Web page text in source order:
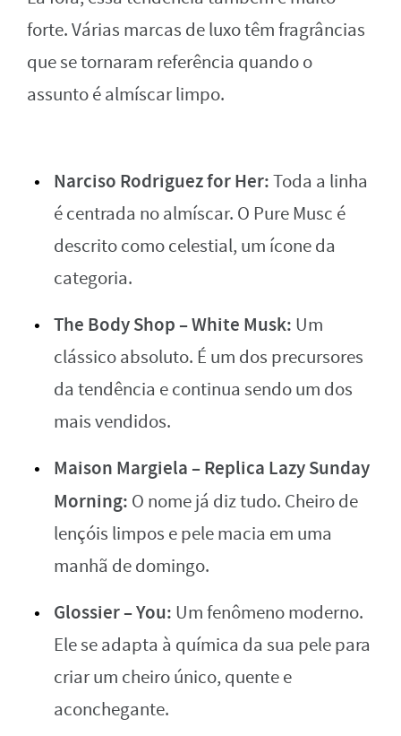
forte. Várias marcas de luxo têm fragrâncias
que se tornaram referência quando o
assunto é almíscar limpo.
Narciso Rodriguez for Her:Toda a linha
é centrada no almíscar. O Pure Musc é
descrito como celestial, um ícone da
categoria.
The Body Shop – White Musk: Um
clássico absoluto. É um dos precursores
da tendência e continua sendo um dos
mais vendidos.
Maison Margiela – Replica Lazy Sunday
Morning: O nome já diz tudo. Cheiro de
lençóis limpos e pele macia em uma
manhã de domingo.
Glossier – You: Um fenômeno moderno.
Ele se adapta à química da sua pele para
criar um cheiro único, quente e
aconchegante.